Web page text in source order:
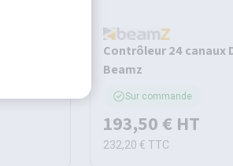
-
Contrôleur 24 canaux
Beamz
Sur commande
193,50 € HT
232,20 € TTC